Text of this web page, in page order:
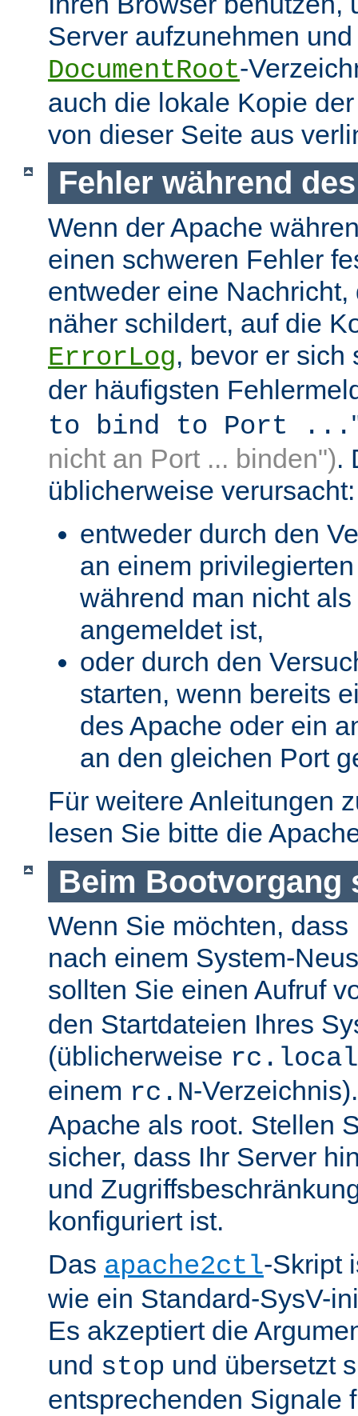
Server aufzunehmen
DocumentRoot-
auch die lokale Kopie
von dieser Seite aus
Fehler während
Wenn der Apache
einen schweren Fehler
entweder eine
näher schildert, auf die
ErrorLog, bevor er sich
der häufigsten
to bind to Port ...
nicht an Port ... binden").
üblicherweise verursacht:
entweder durch den
an einem
während man nicht
angemeldet ist,
oder durch den
starten, wenn bereits
des Apache oder ein
an den gleichen Port
Für weitere Anleitungen
lesen Sie bitte die
Beim Bootvorgang
Wenn Sie möchten,
nach einem System-
sollten Sie einen Aufruf
den Startdateien Ihres
(üblicherweise rc.local
einem rc.N-
Apache als root. Stellen
sicher, dass Ihr Server
und
konfiguriert ist.
Das apache2ctl-Skript
wie ein Standard-SysV-
Es akzeptiert die
und stop und übersetzt
entsprechenden Signale